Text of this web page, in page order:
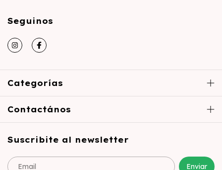
Seguinos
Categorías
Contactános
Suscribite al newsletter